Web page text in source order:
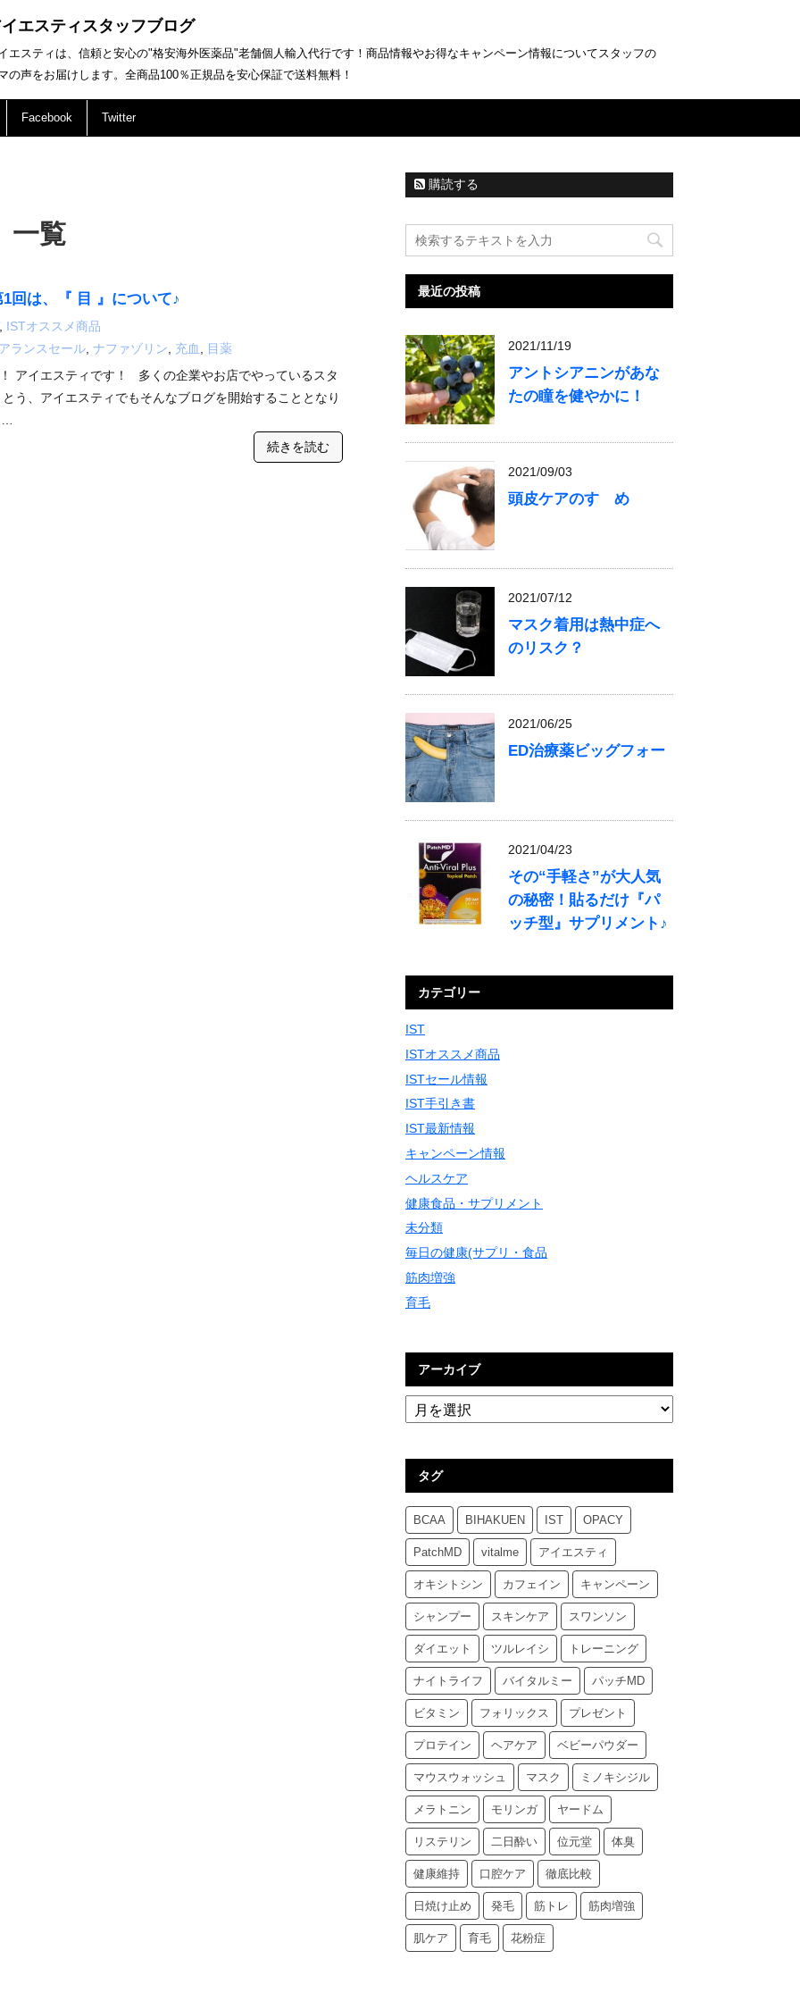
エスティスタッフブログ
エスティは、信頼と安心の"格安海外医薬品"老舗個人輸入代行です！商品情報やお得なキャンペーン情報についてスタッフの
の声をお届けします。全商品100％正規品を安心保証で送料無料！
Facebook Twitter
一覧
回は、『 目 』について♪
, ISTオススメ商品
ランスセール ナファゾリン 充血
目薬
アイエスティです！ 多くの企業やお店でやっているスタ
う、アイエスティでもそんなブログを開始することとなり
続きを読む
購読する
最近の投稿
2021/11/19
アントシアニンがあな
たの瞳を健やかに！
2021/09/03
頭皮ケアのすゝめ
2021/07/12
マスク着用は熱中症へ
のリスク？
2021/06/25
ED治療薬ビッグフォー
2021/04/23
その“手軽さ”が大人気
の秘密！貼るだけ『パ
ッチ型』サプリメント♪
カテゴリー
IST
ISTオススメ商品
ISTセール情報
IST手引き書
IST最新情報
キャンペーン情報
ヘルスケア
健康食品・サプリメント
未分類
毎日の健康(サプリ・食品
筋肉増強
育毛
アーカイブ
タグ
BCAA BIHAKUEN IST OPACY
PatchMD vitalme アイエスティ
オキシトシン カフェイン キャンペーン
シャンプー スキンケア スワンソン
ダイエット ツルレイシ トレーニング
ナイトライフ バイタルミー パッチMD
ビタミン フォリックス プレゼント
プロテイン ヘアケア ベビーパウダー
マウスウォッシュ マスク ミノキシジル
メラトニン モリンガ ヤードム
リステリン 二日酔い 位元堂 体臭
健康維持 口腔ケア 徹底比較
日焼け止め 発毛 筋トレ 筋肉増強
肌ケア 育毛 花粉症